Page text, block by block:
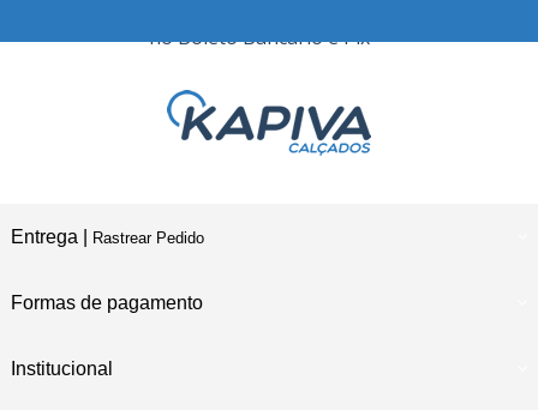
no Boleto Bancário e Pix
Entrega | Rastrear Pedido
Formas de pagamento
Institucional